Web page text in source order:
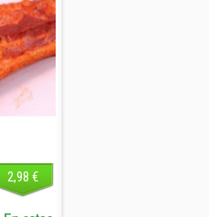
2,98 €